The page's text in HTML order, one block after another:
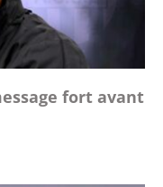
fort avant